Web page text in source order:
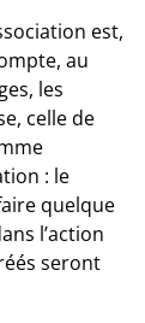
est,
au
les
celle de
: le
quelque
l’action
seront